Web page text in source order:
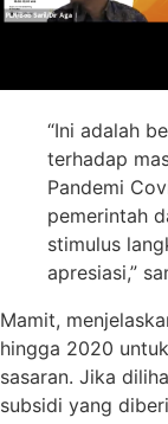
“Ini adalah
terhadap
Pandemi
pemerintah
stimulus
apresiasi,”
Mamit,
hingga 2020
sasaran. Jika
subsidi yang